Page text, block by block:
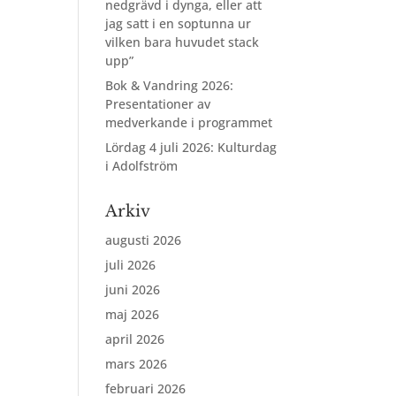
nedgrävd i dynga, eller att
jag satt i en soptunna ur
vilken bara huvudet stack
upp”
Bok & Vandring 2026:
Presentationer av
medverkande i programmet
Lördag 4 juli 2026: Kulturdag
i Adolfström
Arkiv
augusti 2026
juli 2026
juni 2026
maj 2026
april 2026
mars 2026
februari 2026